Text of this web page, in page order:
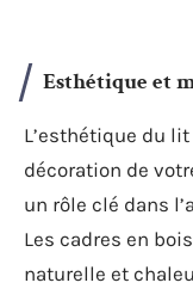
Esthétique et
L’esthétique du
décoration de
un rôle clé dans
Les cadres en
naturelle et